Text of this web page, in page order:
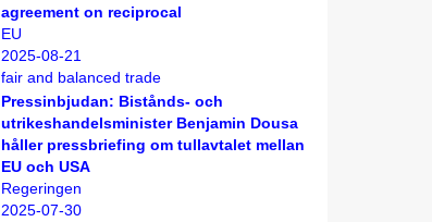
agreement on reciprocal
EU
2025-08-21
fair and balanced trade
Pressinbjudan: Bistånds- och
utrikeshandelsminister Benjamin Dousa
håller pressbriefing om tullavtalet mellan
EU och USA
Regeringen
2025-07-30